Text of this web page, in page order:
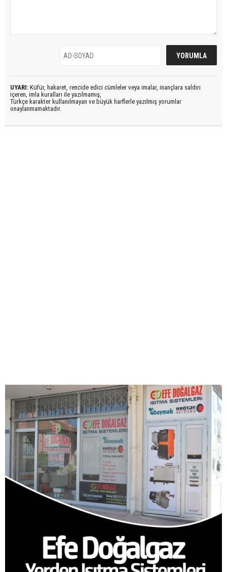
UYARI: Küfür, hakaret, rencide edici cümleler veya imalar, inançlara saldırı
içeren, imla kuralları ile yazılmamış,
Türkçe karakter kullanılmayan ve büyük harflerle yazılmış yorumlar
onaylanmamaktadır.